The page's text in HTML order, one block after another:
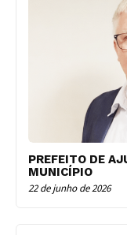
PREFEITO DE
MUNICÍPIO
22 de junho de 2026